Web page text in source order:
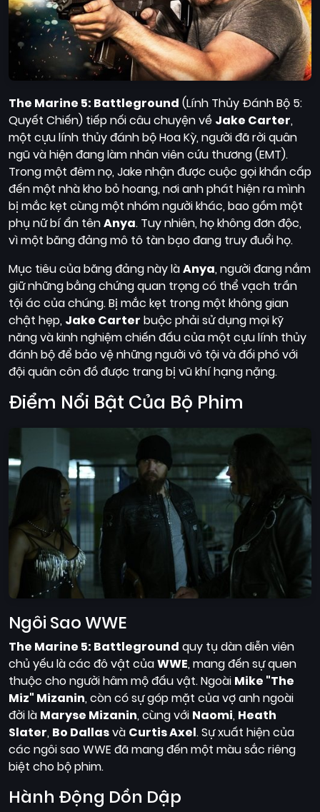
The Marine 5: Battleground (Lính Thủy Đánh Bộ 5:
Quyết Chiến) tiếp nối câu chuyện về Jake Carter,
một cựu lính thủy đánh bộ Hoa Kỳ, người đã rời quân
ngũ và hiện đang làm nhân viên cứu thương (EMT).
Trong một đêm nọ, Jake nhận được cuộc gọi khẩn cấp
đến một nhà kho bỏ hoang, nơi anh phát hiện ra mình
bị mắc kẹt cùng một nhóm người khác, bao gồm một
phụ nữ bí ẩn tênAnya. Tuy nhiên, họ không đơn độc,
vì một băng đảng mô tô tàn bạo đang truy đuổi họ.
Mục tiêu của băng đảng này làAnya, người đang nắm
giữ những bằng chứng quan trọng có thể vạch trần
tội ác của chúng. Bị mắc kẹt trong một không gian
chật hẹp, Jake Carter buộc phải sử dụng mọi kỹ
năng và kinh nghiệm chiến đấu của một cựu lính thủy
đánh bộ để bảo vệ những người vô tội và đối phó với
đội quân côn đồ được trang bị vũ khí hạng nặng.
Điểm Nổi Bật Của Bộ Phim
Ngôi Sao WWE
The Marine 5: Battleground quy tụ dàn diễn viên
chủ yếu là các đô vật củaWWE, mang đến sự quen
thuộc cho người hâm mộ đấu vật. Ngoài Mike "The
Miz" Mizanin, còn có sự góp mặt của vợ anh ngoài
đời là Maryse Mizanin, cùng với Naomi, Heath
Slater, Bo Dallasvà Curtis Axel. Sự xuất hiện của
các ngôi sao WWE đã mang đến một màu sắc riêng
biệt cho bộ phim.
Hành Động Dồn Dập